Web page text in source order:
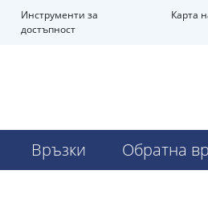
Инструменти за
достъпност
Карта
Връзки Обратна